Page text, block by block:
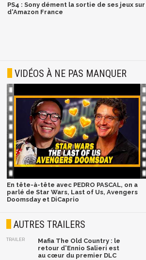
PS4 : Sony dément la sortie de ses jeux
d'Amazon France
VIDÉOS À NE PAS MANQUER
En tête-à-tête avec PEDRO PASCAL, on a
parlé de Star Wars, Last of Us, Avengers
Doomsday et DiCaprio
AUTRES TRAILERS
TRAILER
Mafia The Old Country : le
retour d'Ennio Salieri est
au cœur du premier DLC